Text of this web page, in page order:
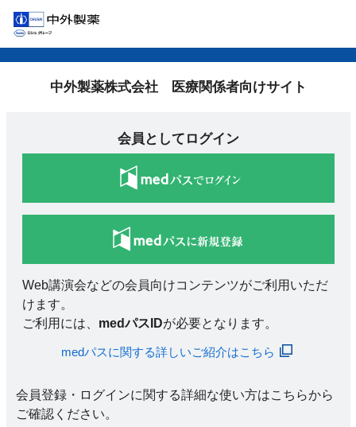
中外製薬株式会社 医療関係者向けサイト
会員としてログイン
Web講演会などの会員向けコンテンツがご利用いただ
けます。
ご利用には、 medパスIDが必要となります。
medパスに関する詳しいご紹介はこちら
会員登録・ログインに関する詳細な使い方はこちらから
ご確認ください。​